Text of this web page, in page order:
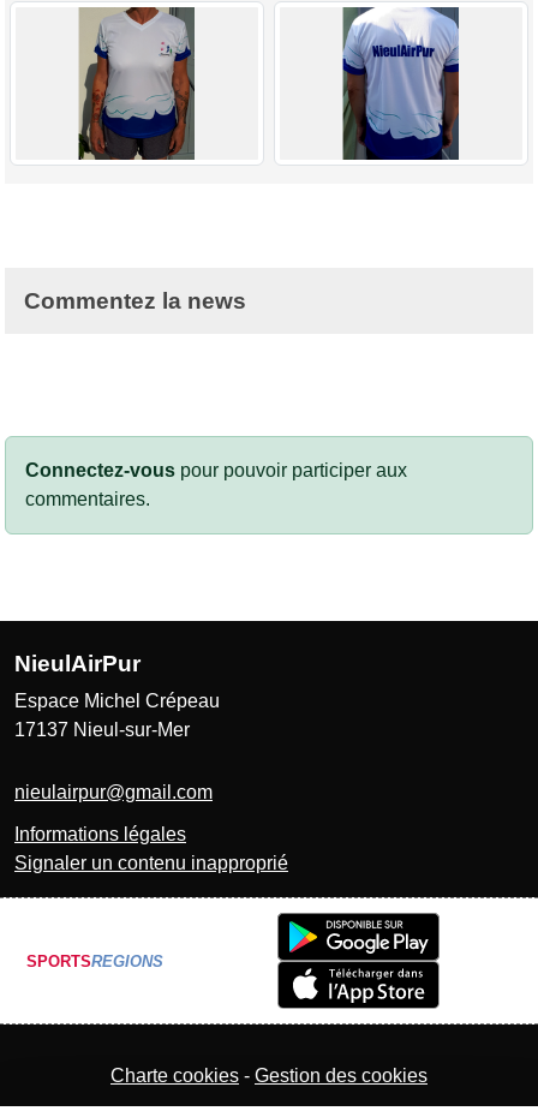
Commentez la news
Connectez-vous pour pouvoir participer aux
commentaires.
NieulAirPur
Espace Michel Crépeau
17137 Nieul-sur-Mer
nieulairpur@gmail.com
Informations légales
Signaler un contenu inapproprié
SPORTSREGIONS
Charte cookies Gestion des cookies